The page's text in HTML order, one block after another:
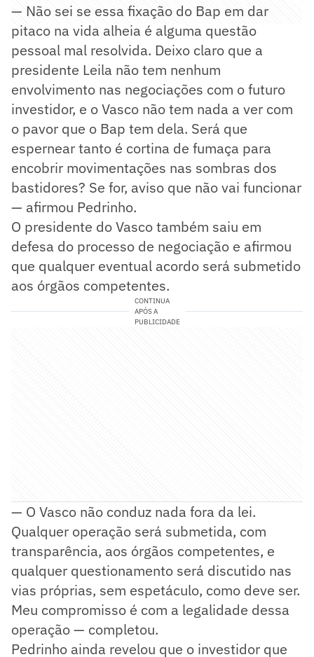
— Não sei se essa fixação do Bap em dar
pitaco na vida alheia é alguma questão
pessoal mal resolvida. Deixo claro que a
presidente Leila não tem nenhum
envolvimento nas negociações com o futuro
investidor, e o Vasco não tem nada a ver com
o pavor que o Bap tem dela. Será que
espernear tanto é cortina de fumaça para
encobrir movimentações nas sombras dos
bastidores? Se for, aviso que não vai funcionar
— afirmou Pedrinho.
O presidente do Vasco também saiu em
defesa do processo de negociação e afirmou
que qualquer eventual acordo será submetido
aos órgãos competentes.
CONTINUA
APÓS A
PUBLICIDADE
— O Vasco não conduz nada fora da lei.
Qualquer operação será submetida, com
transparência, aos órgãos competentes, e
qualquer questionamento será discutido nas
vias próprias, sem espetáculo, como deve ser.
Meu compromisso é com a legalidade dessa
operação — completou.
Pedrinho ainda revelou que o investidor que